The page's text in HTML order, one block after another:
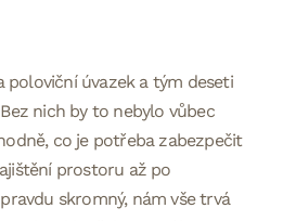
poloviční úvazek a tým deseti
nich by to nebylo vůbec
co je potřeba zabezpečit
prostoru až po
skromný, nám vše trvá